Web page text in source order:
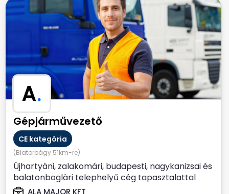
A.
Gépjárművezető
CE kategória
(Biatorbágy 51km-re)
Újhartyáni, zalakomári, budapesti, nagykanizsai és
balatonboglàri telephelyű cég tapasztalattal
rendelkező,...
ALA MAJOR KFT